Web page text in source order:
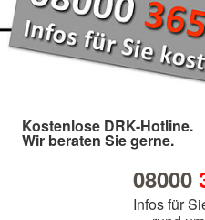
Kostenlose DRK-Hotline.
Wir beraten Sie gerne.
08000
Infos für